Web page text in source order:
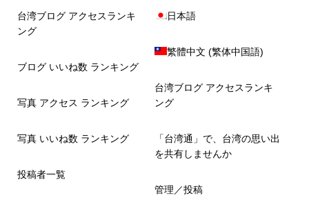
台湾ブログ アクセスランキ
ング
ブログ いいね数 ランキング
写真 アクセス ランキング
写真 いいね数 ランキング
投稿者一覧
日本語
繁體中文 (繁体中国語)
台湾ブログ アクセスランキ
ング
「台湾通」で、台湾の思い出
を共有しませんか
管理／投稿